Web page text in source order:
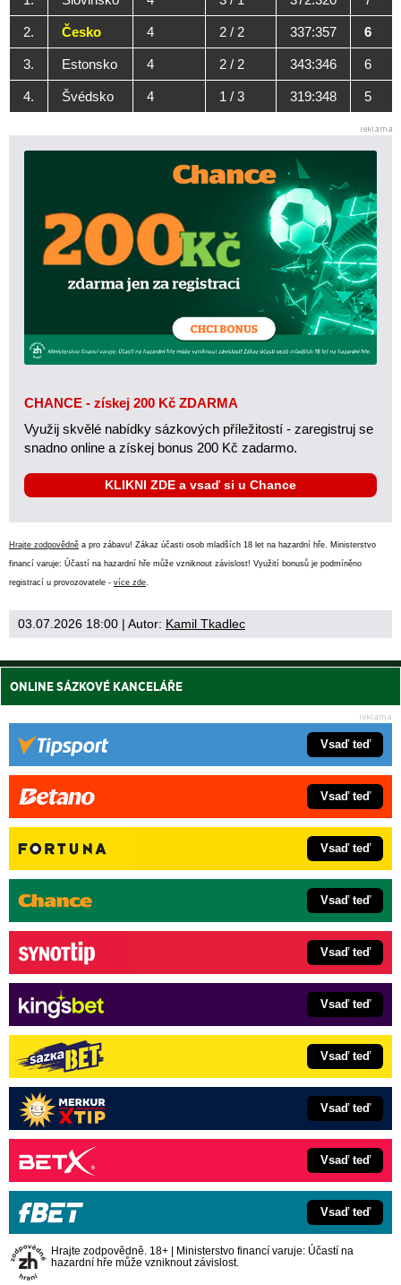
2. Česko 4 2 / 2 337:357 6
3. Estonsko 4 2 / 2 343:346 6
4. Švédsko 4 1 / 3 319:348 5
CHANCE - získej 200 Kč ZDARMA
Využij skvělé nabídky sázkových příležitostí - zaregistruj se
snadno online a získej bonus 200 Kč zadarmo.
KLIKNI ZDE a vsaď si u Chance
Hrajte zodpovědně a pro zábavu! Zákaz účasti osob mladších 18 let na hazardní hře. Ministerstvo
financí varuje: Účastí na hazardní hře může vzniknout závislost! Využití bonusů je podmíněno
registrací u provozovatele - více zde
03.07.2026 18:00 | Autor: Kamil Tkadlec
ONLINE SÁZKOVÉ KANCELÁŘE
Vsaď teď
Vsaď teď
Vsaď teď
Vsaď teď
Vsaď teď
Vsaď teď
Vsaď teď
Vsaď teď
Vsaď teď
Vsaď teď
Hrajte zodpovědně. 18+ | Ministerstvo financí varuje: Účastí na
hazardní hře může vzniknout závislost.